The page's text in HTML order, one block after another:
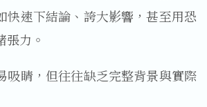
快速下結論、誇大影響，甚至用恐
張力。
吸睛，但往往缺乏完整背景與實際